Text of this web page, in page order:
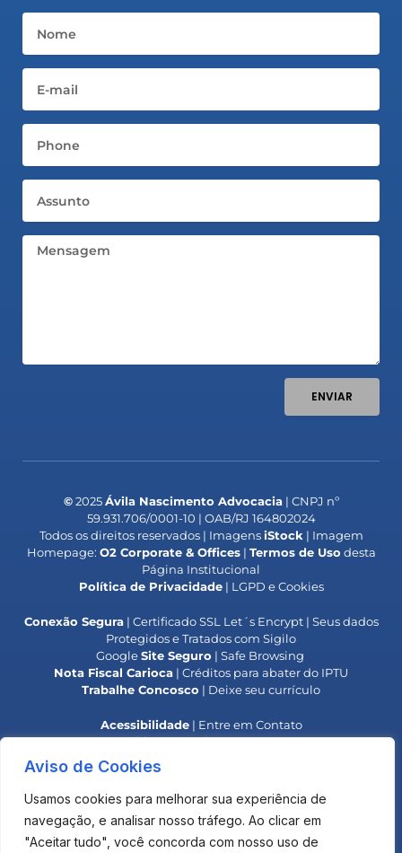
Aviso de Cookies
Usamos cookies para melhorar sua experiência de
navegação, e analisar nosso tráfego. Ao clicar em
"Aceitar tudo", você concorda com nosso uso de
n
Mensagem
ENVIAR
©2025Ávila Nascimento Advocacia| CNPJ nº
59.931.706/0001-10 | OAB/RJ 164802024
Todos os direitos reservados | ImagensiStock | Imagem
Homepage: O2 Corporate & Offices| Termos de Uso desta
Página Institucional
Política de Privacidade| LGPD e Cookies
Conexão Segura| Certificado SSL Let´s Encrypt | Seus dados
Protegidos e Tratados com Sigilo
GoogleSite Seguro | Safe Browsing
Nota Fiscal Carioca | Créditos para abater do IPTU
Trabalhe Concosco | Deixe seu currículo
Acessibilidade| Entre em Contato
Responsabilidade Social| Colaboradores IPB
**
Alerta OAB
**Alerta INPI
O uso deste site não estabelece uma relação advogado-
cliente com o Escritório.
Os materiais são elaborados para fins de informação e